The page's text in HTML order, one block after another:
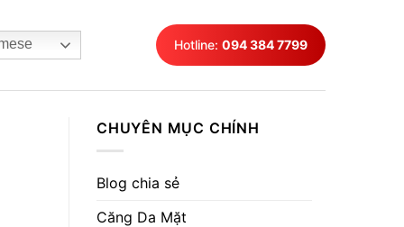
Hotline: 094 384 7799
CHUYÊN MỤC CHÍNH
Blog chia sẻ
Căng Da Mặt